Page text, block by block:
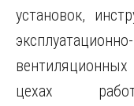
установок,
вентиляционных
цехах